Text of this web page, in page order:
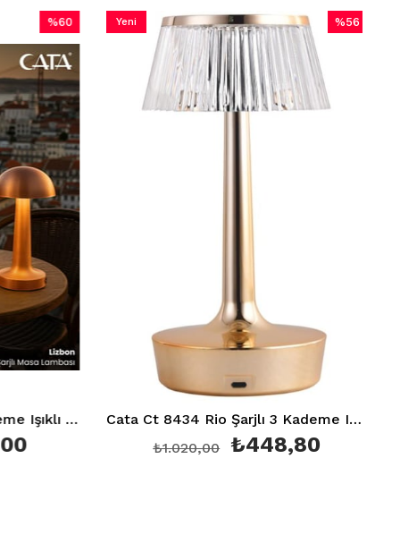
Işıklı Masa Lambası Cata Ct 8434 Rio Şarjlı 3 Kademe Işıklı Masa Lambası
₺448,80
%56
İndirim
%56İndirim
Yeni
Ürün
Fırsat Ürünü